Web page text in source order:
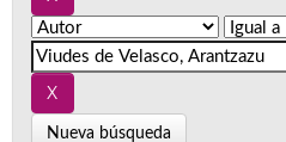
Nueva búsqueda